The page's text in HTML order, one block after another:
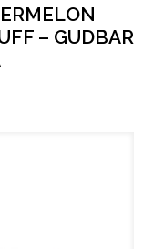
– GUDBAR